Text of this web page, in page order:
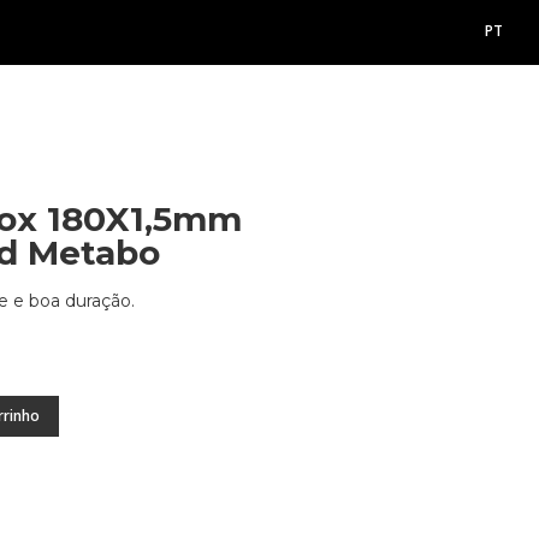
PT
180X1,5mm
Metabo
e boa duração.